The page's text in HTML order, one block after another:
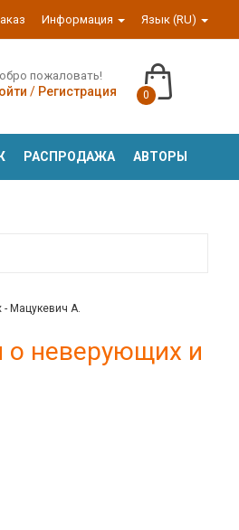
Информация Язык (RU)
пожаловать!
/ Регистрация 0
РАСПРОДАЖА АВТОРЫ
- Мацукевич А.
о неверующих и